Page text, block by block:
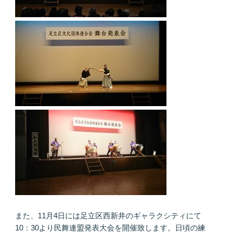
また、11月4日には足立区西新井のギャラクシティにて
10：30より民舞連盟発表大会を開催致します。日頃の練